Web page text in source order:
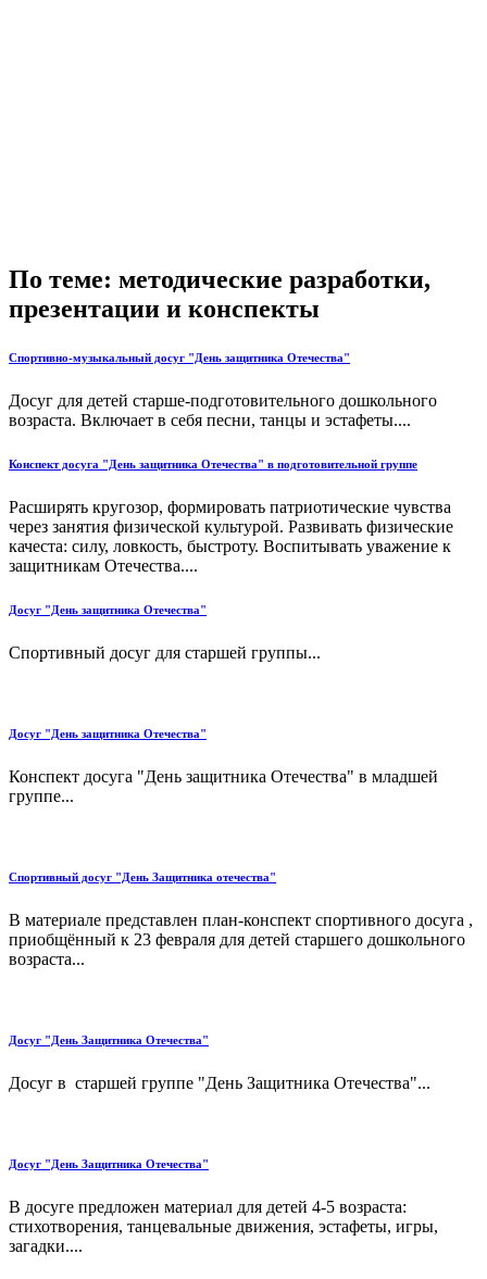
По теме: методические разработки,
презентации и конспекты
Спортивно-музыкальный досуг "День защитника Отечества"
Досуг для детей старше-подготовительного дошкольного
возраста. Включает в себя песни, танцы и эстафеты....
Конспект досуга "День защитника Отечества" в подготовительной группе
Расширять кругозор, формировать патриотические чувства
через занятия физической культурой. Развивать физические
качеста: силу, ловкость, быстроту. Воспитывать уважение к
защитникам Отечества....
Досуг "День защитника Отечества"
Спортивный досуг для старшей группы...
Досуг "День защитника Отечества"
Конспект досуга "День защитника Отечества" в младшей
группе...
Спортивный досуг "День Защитника отечества"
В материале представлен план-конспект спортивного досуга ,
приобщённый к 23 февраля для детей старшего дошкольного
возраста...
Досуг "День Защитника Отечества"
Досуг в старшей группе "День Защитника Отечества"...
Досуг "День Защитника Отечества"
В досуге предложен материал для детей 4-5 возраста:
стихотворения, танцевальные движения, эстафеты, игры,
загадки....